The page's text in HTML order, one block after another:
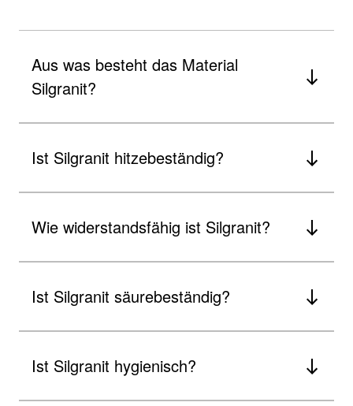
Aus was besteht das Material
Silgranit?
Ist Silgranit hitzebeständig?
Wie widerstandsfähig ist Silgranit?
Ist Silgranit säurebeständig?
Ist Silgranit hygienisch?